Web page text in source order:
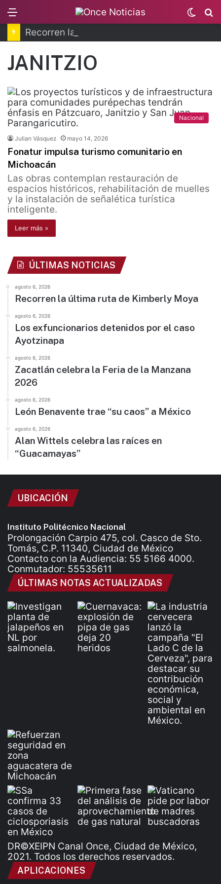
Switch
skin
JANITZIO
Nacional
Julian Vásquez mayo 14, 2026
Fonatur impulsa turismo comunitario en
Michoacán
Las obras contemplan restauración de
espacios históricos, rehabilitación de muelles
y la instalación de señalética turística
inteligente.
Leer más »
ÚLTIMAS NOTICIAS
agosto 6, 2026
Recorren la última ruta de Kimberly Moya
agosto 6, 2026
Los exfuncionarios detenidos por el caso
Ayotzinapa
agosto 6, 2026
Zacatlán celebra la Feria de la Manzana
2026
agosto 6, 2026
León Benavente trae “su caos” a México
agosto 6, 2026
Alan Wittels celebra las raíces en
“Guacamayas”
UBICACIÓN
Instituto Politécnico Nacional
Prolongación Carpio 475, col. Casco de Sto.
Tomás, C.P. 11340, Ciudad de México
Contacto con la Audiencia: 55 5166 4000.
Conmutador: 55535611
ÚLTIMAS NOTAS ACTUALIZADAS
DR©XEIPN Canal Once, Ciudad de México,
2021. Todos los derechos reservados.
APLICACIONES